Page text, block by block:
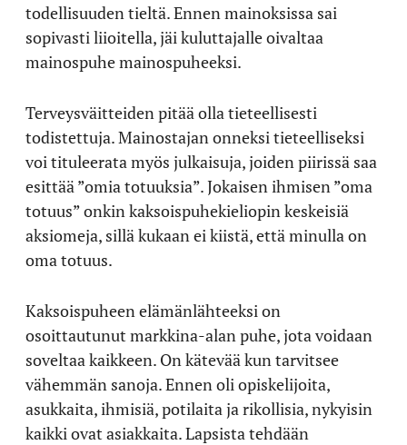
todellisuuden tieltä. Ennen mainoksissa sai
sopivasti liioitella, jäi kuluttajalle oivaltaa
mainospuhe mainospuheeksi.
Terveysväitteiden pitää olla tieteellisesti
todistettuja. Mainostajan onneksi tieteelliseksi
voi tituleerata myös julkaisuja, joiden piirissä saa
esittää ”omia totuuksia”. Jokaisen ihmisen ”oma
totuus” onkin kaksoispuhekieliopin keskeisiä
aksiomeja, sillä kukaan ei kiistä, että minulla on
oma totuus.
Kaksoispuheen elämänlähteeksi on
osoittautunut markkina-alan puhe, jota voidaan
soveltaa kaikkeen. On kätevää kun tarvitsee
vähemmän sanoja. Ennen oli opiskelijoita,
asukkaita, ihmisiä, potilaita ja rikollisia, nykyisin
kaikki ovat asiakkaita. Lapsista tehdään